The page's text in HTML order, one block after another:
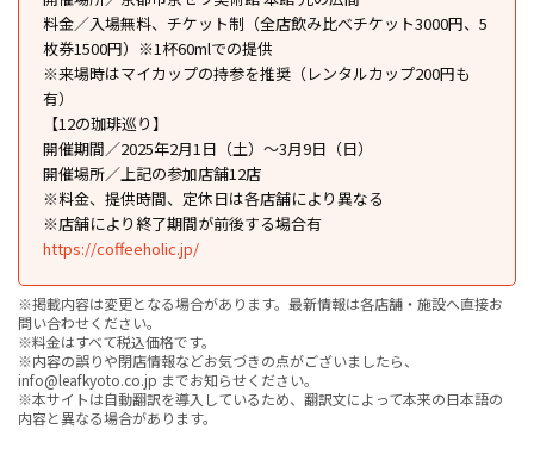
料金／入場無料、チケット制（全店飲み比べチケット3000円、5
枚券1500円）※1杯60mlでの提供
※来場時はマイカップの持参を推奨（レンタルカップ200円も
有）
【12の珈琲巡り】
開催期間／2025年2月1日（土）〜3月9日（日）
開催場所／上記の参加店舗12店
※料金、提供時間、定休日は各店舗により異なる
※店舗により終了期間が前後する場合有
https://coffeeholic.jp/
※掲載内容は変更となる場合があります。最新情報は各店舗・施設へ直接お
問い合わせください。
※料金はすべて税込価格です。
※内容の誤りや閉店情報などお気づきの点がございましたら、
info@leafkyoto.co.jp までお知らせください。
※本サイトは自動翻訳を導入しているため、翻訳文によって本来の日本語の
内容と異なる場合があります。